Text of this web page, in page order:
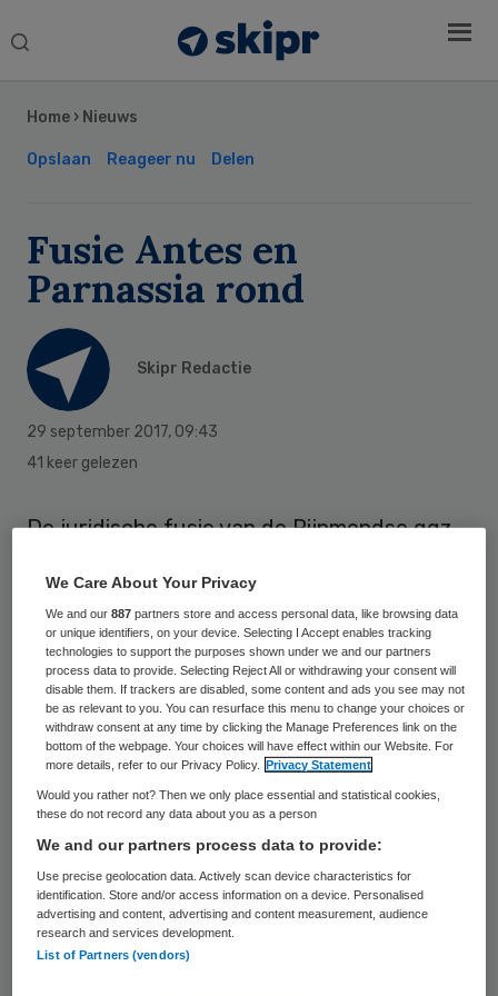
Search
Home › Nieuws
Opslaan Reageer nu Delen
Fusie Antes en
Parnassia rond
Skipr Redactie
29 september 2017, 09:43
41 keer gelezen
De juridische fusie van de Rijnmondse ggz-
oktober een feit. De Autoriteit Consument
& Markt (ACM) gaf in juni toestemming voor
de fusie, op voorwaarde dat een aantal
activiteiten zou worden overgedragen aan
GGZ Delfland. Die overdracht heeft de
afgelopen maanden plaatsgevonden.
De komende jaren wil de fusieorganisatie
een sluitend netwerk van kleinschalige ggz-
teams vormen, dat aansluit op en
samenwerkt met de gemeentelijke
wijkteams. Door het combineren van hun
Sidebar
We Care About Your Privacy
We and our887 partners store and access personal data, like browsing data
or unique identifiers, on your device. Selecting I Accept enables tracking
technologies to support the purposes shown under we and our partners
process data to provide. Selecting Reject All or withdrawing your consent will
disable them. If trackers are disabled, some content and ads you see may not
be as relevant to you. You can resurface this menu to change your choices or
withdraw consent at any time by clicking the Manage Preferences link on the
bottom of the webpage. Your choices will have effect within our Website. For
more details, refer to our Privacy Policy.
Privacy Statement
Would you rather not? Then we only place essential and statistical cookies,
these do not record any data about you as a person
We and our partners process data to provide:
Use precise geolocation data. Actively scan device characteristics for
identification. Store and/or access information on a device. Personalised
advertising and content, advertising and content measurement, audience
research and services development.
List of Partners (vendors)